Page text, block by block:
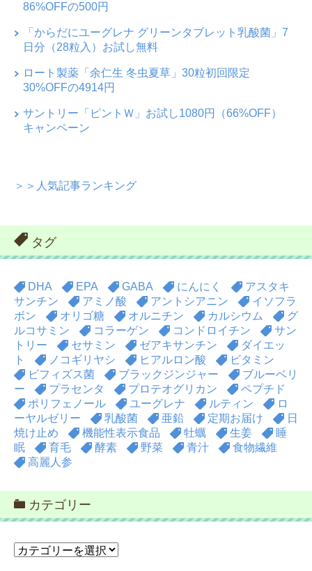
86%OFFの500円
「からだにユーグレナ グリーンタブレット乳酸菌」7
日分（28粒入）お試し無料
ロート製薬「余仁生 冬虫夏草」30粒初回限定
30%OFFの4914円
サントリー「ピントＷ」お試し1080円（66%OFF）
キャンペーン
＞＞人気記事ランキング
タグ
DHA EPA GABA にんにく
アスタキ
サンチン
アミノ酸 アントシアニン
イソフラ
ボン
オリゴ糖 オルニチン カルシウム
グ
ルコサミン
コラーゲン コンドロイチン
サン
トリー
セサミン ゼアキサンチン
ダイエッ
ト
ノコギリヤシ ヒアルロン酸
ビタミン
ビフィズス菌
ブラックジンジャー
ブルーベリ
ー
プラセンタ プロテオグリカン
ペプチド
ポリフェノール
ユーグレナ ルティン
ロ
ーヤルゼリー
乳酸菌 亜鉛 定期お届け
日
焼け止め
機能性表示食品 牡蠣 生姜
睡
眠
育毛 酵素 野菜 青汁
食物繊維
高麗人参
カテゴリー
カ